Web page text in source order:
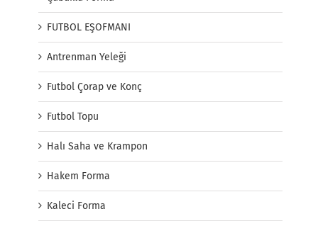
FUTBOL EŞOFMANI
Antrenman Yeleği
Futbol Çorap ve Konç
Futbol Topu
Halı Saha ve Krampon
Hakem Forma
Kaleci Forma